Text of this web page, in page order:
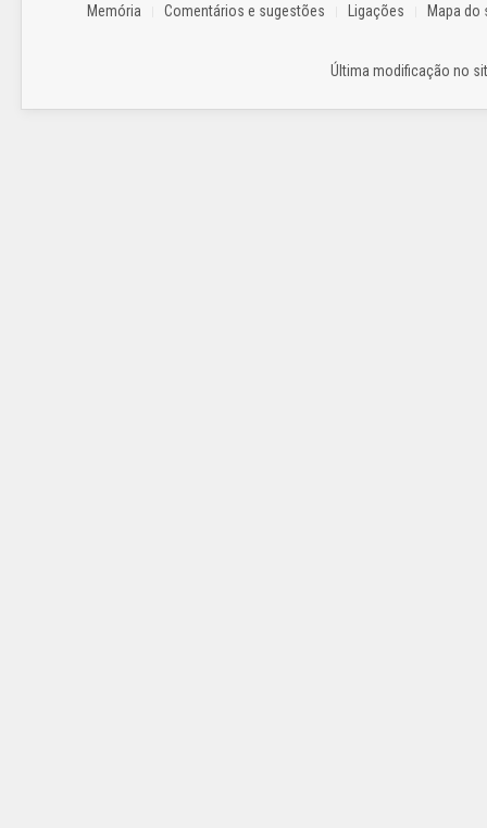
Memória Comentários e sugestões Ligações Mapa do
Última modificação no